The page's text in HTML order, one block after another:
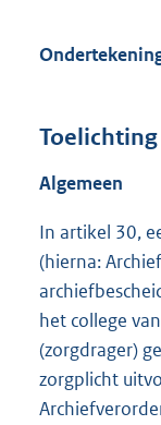
Toelichting
Algemeen
In artikel 30,
(hierna:
het college
(zorgdrager)
zorgplicht